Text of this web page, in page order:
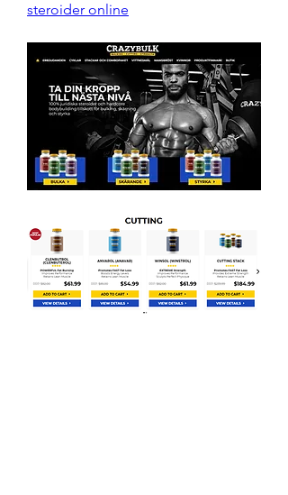
steroider online